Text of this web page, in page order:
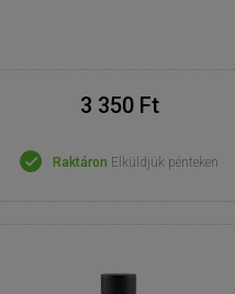
3 350 Ft
Raktáron Elküldjük pénteken